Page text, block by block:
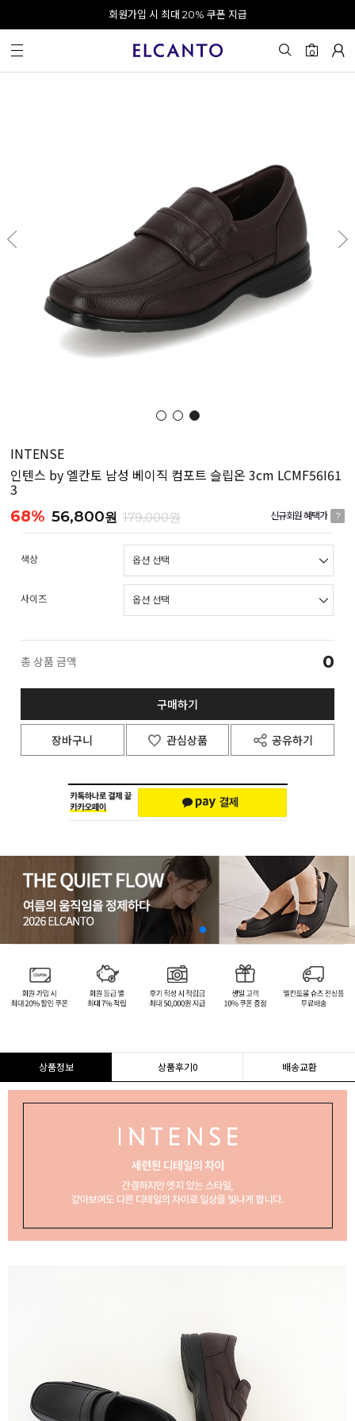
오전 10시 이전 결제 완료 시 오늘 출발!
회원가입 시 최대 20% 쿠폰 지급
0
INTENSE
인텐스 by 엘칸토 남성 베이직 컴포트 슬립온 3cm LCMF56I61
3
68% 56,800원 179,000원 신규회원 혜택가 ?
색상
사이즈
총 상품 금액 0
구매하기
장바구니 관심상품 공유하기
상품정보 상품후기0 배송교환